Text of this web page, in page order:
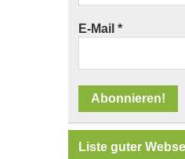
E-Mail*
Liste guter